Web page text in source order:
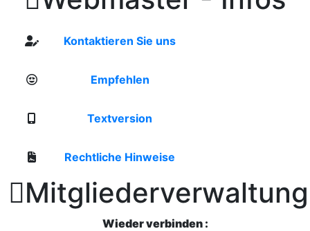
Kontaktieren Sie uns
Empfehlen
Textversion
Rechtliche Hinweise
Mitgliederverwaltung
Wieder verbinden :